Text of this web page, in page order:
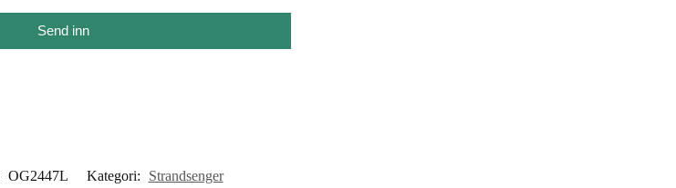
Send inn
OG2447L Kategori: Strandsenger